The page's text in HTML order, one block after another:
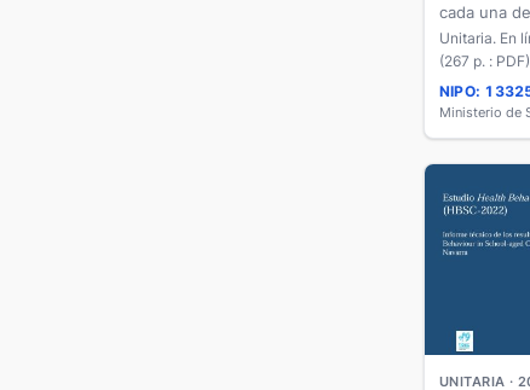
cada una
autónomas
obtenidos
Children
Unitaria. En
(267 p. :
NIPO:
Ministerio de
UNITARIA ·